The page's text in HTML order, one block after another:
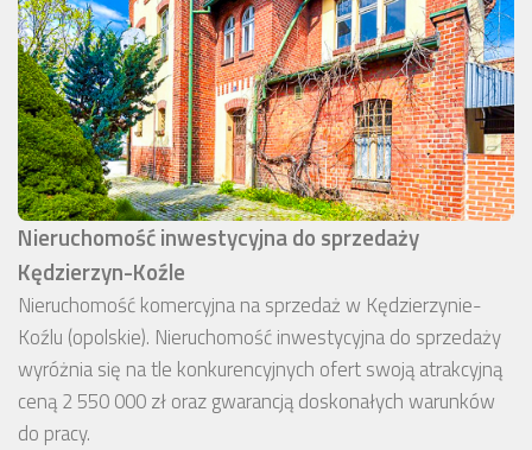
Nieruchomość inwestycyjna do sprzedaży
Kędzierzyn-Koźle
Nieruchomość komercyjna na sprzedaż w Kędzierzynie-
Koźlu (opolskie). Nieruchomość inwestycyjna do sprzedaży
wyróżnia się na tle konkurencyjnych ofert swoją atrakcyjną
ceną 2 550 000 zł oraz gwarancją doskonałych warunków
do pracy.